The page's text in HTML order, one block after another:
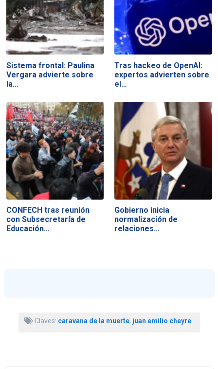
Sistema frontal: Paulina
Vergara advierte sobre
la…
Tras hackeo de OpenAI:
expertos advierten sobre
el…
CONFECH tras reunión
con Subsecretaría de
Educación…
Gobierno inicia
normalización de
relaciones…
Claves: caravana de la muerte, juan emilio cheyre